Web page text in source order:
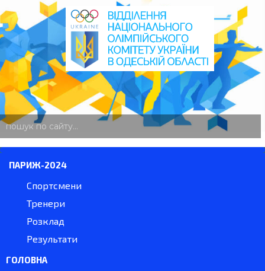
пошук
по
ПАРИЖ-2024
Спортсмени
Тренери
Розклад
Результати
ГОЛОВНА